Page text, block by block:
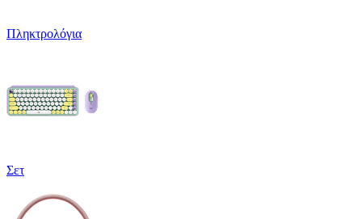
Πληκτρολόγια
Σετ